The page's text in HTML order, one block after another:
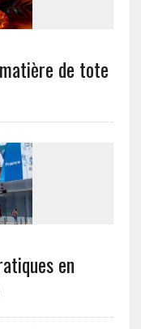
de tote
en